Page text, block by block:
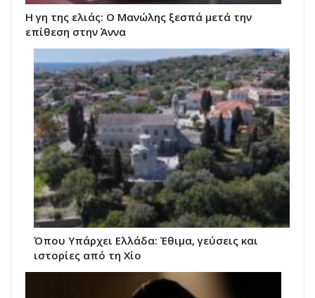
Η γη της ελιάς: Ο Μανώλης ξεσπά μετά την
επίθεση στην Άννα
Όπου Υπάρχει Ελλάδα: Έθιμα, γεύσεις και
ιστορίες από τη Χίο